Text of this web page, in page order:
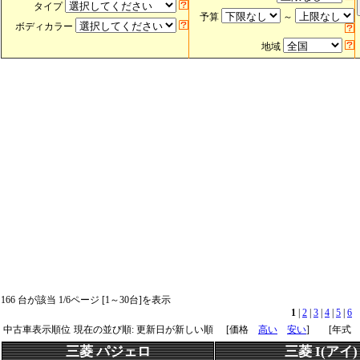
タイプ
ボディカラー
予算 ～
地域
166 台が該当 1/6ページ [1～30台]を表示
1 2 3 4 5 6
中古車表示順位 現在の並び順: 更新日が新しい順 [価格 高い 安い] [年式
三菱 パジェロ 三菱 I(アイ)